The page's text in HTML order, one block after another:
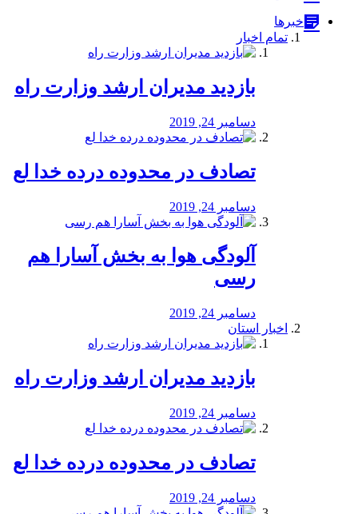
خبرها
تمام اخبار
بازدید مدیران ارشد وزارت راه
دسامبر 24, 2019
تصادف در محدوده درده خدا لع
دسامبر 24, 2019
آلودگی هوا به بخش آسارا هم
رسی
دسامبر 24, 2019
اخبار استان
بازدید مدیران ارشد وزارت راه
دسامبر 24, 2019
تصادف در محدوده درده خدا لع
دسامبر 24, 2019